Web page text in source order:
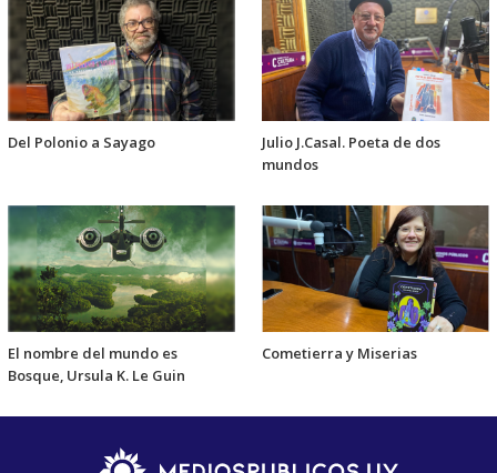
Del Polonio a Sayago
Julio J.Casal. Poeta de dos
mundos
El nombre del mundo es
Bosque, Ursula K. Le Guin
Cometierra y Miserias